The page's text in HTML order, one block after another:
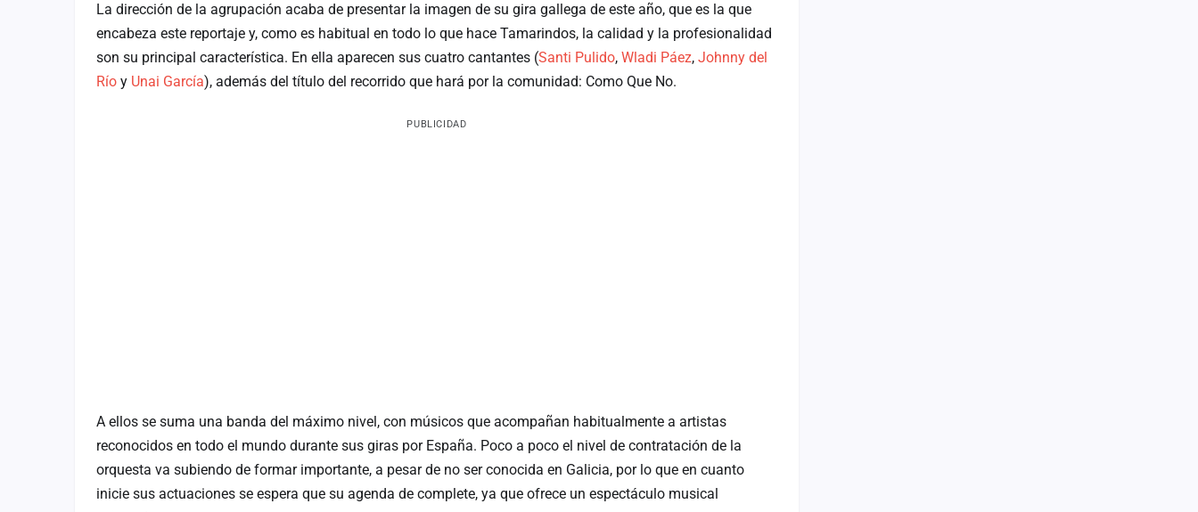
La dirección de la agrupación acaba de presentar la imagen de su gira gallega de este año, que es la que
encabeza este reportaje y, como es habitual en todo lo que hace Tamarindos, la calidad y la profesionalidad
son su principal característica. En ella aparecen sus cuatro cantantes (Santi Pulido, Wladi Páez, Johnny del
Río y Unai García), además del título del recorrido que hará por la comunidad: Como Que No.
PUBLICIDAD
A ellos se suma una banda del máximo nivel, con músicos que acompañan habitualmente a artistas
reconocidos en todo el mundo durante sus giras por España. Poco a poco el nivel de contratación de la
orquesta va subiendo de formar importante, a pesar de no ser conocida en Galicia, por lo que en cuanto
inicie sus actuaciones se espera que su agenda de complete, ya que ofrece un espectáculo musical
Iniciar sesión